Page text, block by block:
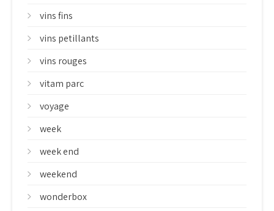
vins fins
vins petillants
vins rouges
vitam parc
voyage
week
week end
weekend
wonderbox